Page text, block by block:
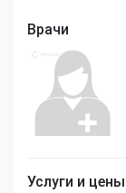
Врачи
Услуги и цены